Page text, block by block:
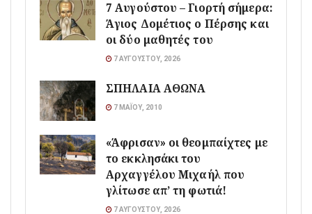
7 Αυγούστου – Γιορτή σήμερα:
Άγιος Δομέτιος ο Πέρσης και
οι δύο μαθητές του
7 ΑΥΓΟΎΣΤΟΥ, 2026
ΣΠΗΛΑΙΑ ΑΘΩΝΑ
7 ΜΑΪ́ΟΥ, 2010
«Άφρισαν» οι θεομπαίχτες με
το εκκλησάκι του
Αρχαγγέλου Μιχαήλ που
γλίτωσε απ’ τη φωτιά!
7 ΑΥΓΟΎΣΤΟΥ, 2026